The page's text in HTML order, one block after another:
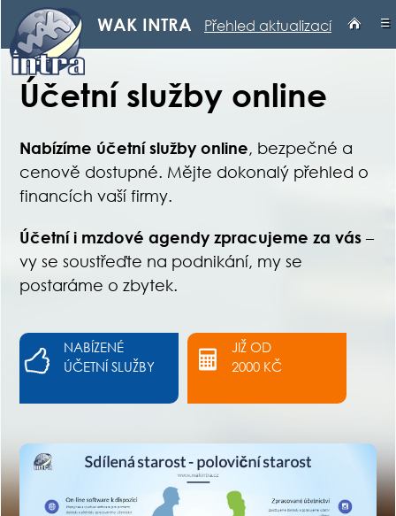
≡
WAK INTRA Přehled aktualizací
Účetní služby online
Nabízíme účetní služby online, bezpečné a
cenově dostupné. Mějte dokonalý přehled o
financích vaší firmy.
Účetní i mzdové agendy zpracujeme za vás–
vy se soustřeďte na podnikání, my se
postaráme o zbytek.
NABÍZENÉ
ÚČETNÍ SLUŽBY
JIŽ OD
2000 KČ